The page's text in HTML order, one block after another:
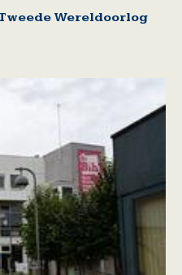
Wereldoorlog